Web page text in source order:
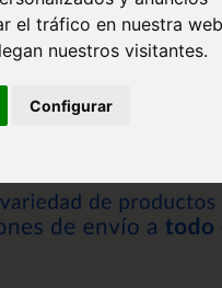
el tráfico en nuestra
nuestros visitantes.
Configurar